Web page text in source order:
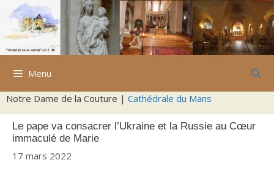
Aller
contenu
Menu
Notre Dame de la Couture | Cathédrale du Mans
Le pape va consacrer l’Ukraine et la Russie au Cœur
immaculé de Marie
17 mars 2022